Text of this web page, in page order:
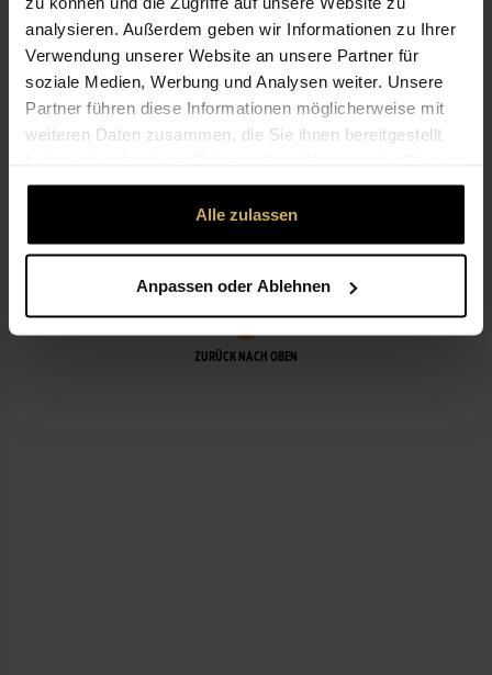
analysieren. Außerdem geben wir Informationen zu Ihrer
Verwendung unserer Website an unsere Partner für
soziale Medien, Werbung und Analysen weiter. Unsere
Partner führen diese Informationen möglicherweise mit
weiteren Daten zusammen, die Sie ihnen bereitgestellt
gesammelt haben.
Alle zulassen
Anpassen oder Ablehnen
Sülzgürtel 1
50937 Köln
0221-46 60 29
mail@floristenwerkstatt.info
LEISTUNGEN
ZURÜCK NACH OBEN